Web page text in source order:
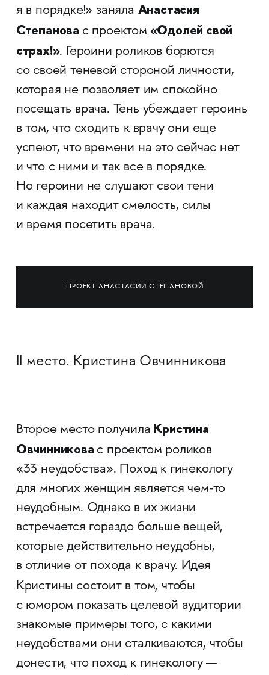
я в порядке!» заняла Анастасия
Степанова с проектом «Одолей свой
страх!». Героини роликов борются
со своей теневой стороной личности,
которая не позволяет им спокойно
посещать врача. Тень убеждает героинь
в том, что сходить к врачу они еще
успеют, что времени на это сейчас нет
и что с ними и так все в порядке.
Но героини не слушают свои тени
и каждая находит смелость, силы
и время посетить врача.
ПРОЕКТ АНАСТАСИИ СТЕПАНОВОЙ
II место. Кристина Овчинникова
Второе место получила Кристина
Овчинникова с проектом роликов
«33 неудобства». Поход к гинекологу
для многих женщин является чем-то
неудобным. Однако в их жизни
встречается гораздо больше вещей,
которые действительно неудобны,
в отличие от похода к врачу. Идея
Кристины состоит в том, чтобы
с юмором показать целевой аудитории
знакомые примеры того, с какими
неудобствами они сталкиваются, чтобы
донести, что поход к гинекологу —